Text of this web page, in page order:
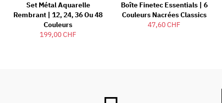
Set Métal Aquarelle
Rembrant | 12, 24, 36 Ou 48
Couleurs
199,00 CHF
Boîte Finetec Essentials | 6
Couleurs Nacrées Classics
47,60 CHF